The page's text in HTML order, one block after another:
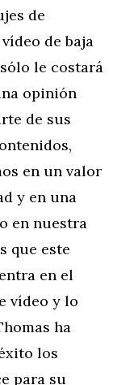
de
de baja
le costará
opinión
de sus
en un valor
y en una
en nuestra
que este
en el
vídeo y lo
ha
los
para su